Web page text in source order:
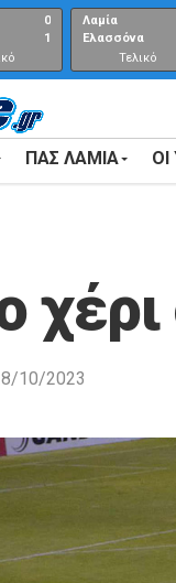
0
1
Λαμία
Ελασσόνα
Τελικό
Αποτέλεσμα
ΠΑΣ ΛΑΜΙΑ
10/2023